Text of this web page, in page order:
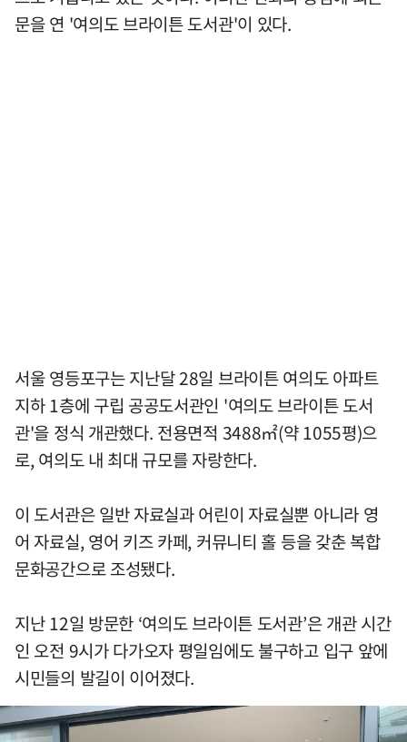
문을 연 '여의도 브라이튼 도서관'이 있다.
서울 영등포구는 지난달 28일 브라이튼 여의도 아파트
지하 1층에 구립 공공도서관인 '여의도 브라이튼 도서
관'을 정식 개관했다. 전용면적 3488㎡(약 1055평)으
로, 여의도 내 최대 규모를 자랑한다.
이 도서관은 일반 자료실과 어린이 자료실뿐 아니라 영
어 자료실, 영어 키즈 카페, 커뮤니티 홀 등을 갖춘 복합
문화공간으로 조성됐다.
지난 12일 방문한 ‘여의도 브라이튼 도서관’은 개관 시간
인 오전 9시가 다가오자 평일임에도 불구하고 입구 앞에
시민들의 발길이 이어졌다.